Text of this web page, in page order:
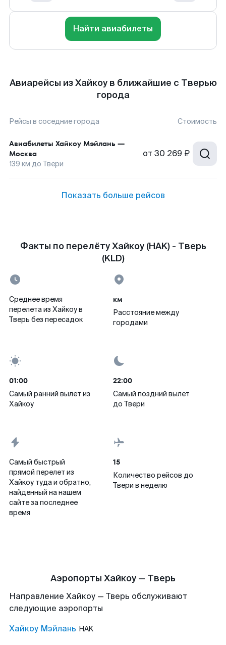
Найти авиабилеты
Авиарейсы из Хайкоу в ближайшие с Тверью
города
Рейсы в соседние города Стоимость
Авиабилеты Хайкоу Мэйлань —
Москва
139 км до Твери
от 30 269 ₽
Показать больше рейсов
Факты по перелёту Хайкоу (HAK) - Тверь
(KLD)
Среднее время
перелета из Хайкоу в
Тверь без пересадок
км
Расстояние между
городами
01:00
Самый ранний вылет из
Хайкоу
22:00
Самый поздний вылет
до Твери
Самый быстрый
прямой перелет из
Хайкоу туда и обратно,
найденный на нашем
сайте за последнее
время
15
Количество рейсов до
Твери в неделю
Аэропорты Хайкоу — Тверь
Направление Хайкоу — Тверь обслуживают
следующие аэропорты
Хайкоу Мэйлань HAK